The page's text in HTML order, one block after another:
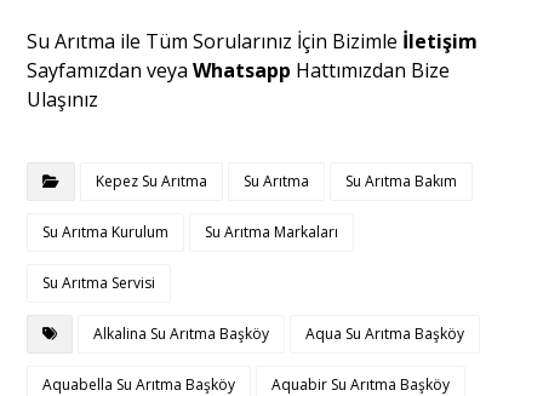
Su Arıtma ile Tüm Sorularınız İçin Bizimle İletişim
Sayfamızdan veyaWhatsapp Hattımızdan Bize
Ulaşınız
Kepez Su Arıtma Su Arıtma Su Arıtma Bakım
Su Arıtma Kurulum Su Arıtma Markaları
Su Arıtma Servisi
Alkalina Su Arıtma Başköy Aqua Su Arıtma Başköy
Aquabella Su Arıtma Başköy Aquabir Su Arıtma Başköy